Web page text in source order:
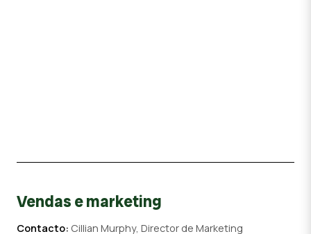
Vendas e marketing
Contacto: Cillian Murphy, Director de Marketing